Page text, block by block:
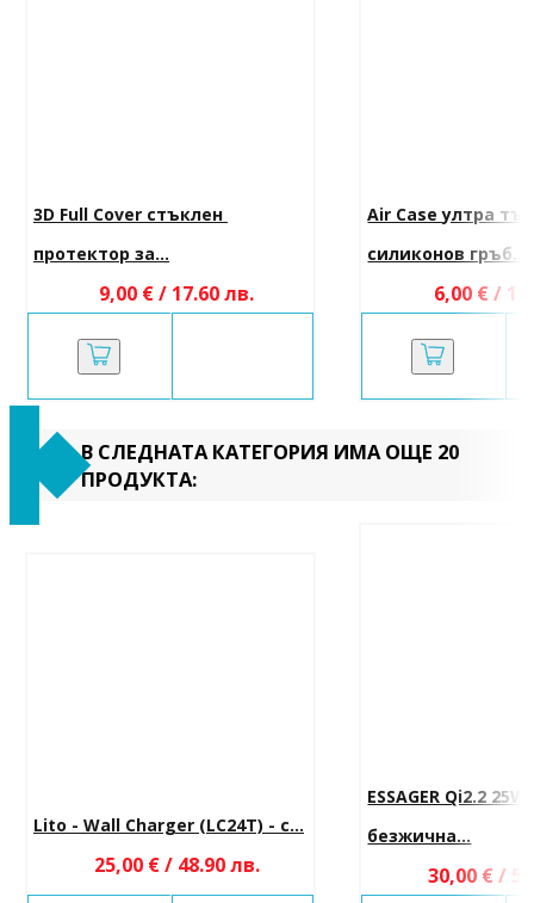
3D Full Cover стъклен
протектор за...
9,00 € / 17.60 лв.
Air Case ултра
силиконов гръб...
6,00 € /
В СЛЕДНАТА КАТЕГОРИЯ ИМА ОЩЕ 20
ПРОДУКТА:
Lito - Wall Charger (LC24T) - с...
25,00 € / 48.90 лв.
ESSAGER Qi2.2
безжична...
30,00 € /